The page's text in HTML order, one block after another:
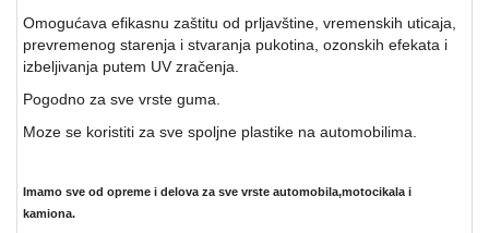
Omogućava efikasnu zaštitu od prljavštine, vremenskih uticaja,
prevremenog starenja i stvaranja pukotina, ozonskih efekata i
izbeljivanja putem UV zračenja.
Pogodno za sve vrste guma.
Moze se koristiti za sve spoljne plastike na automobilima.
Imamo sve od opreme i delova za sve vrste automobila,motocikala i
kamiona.